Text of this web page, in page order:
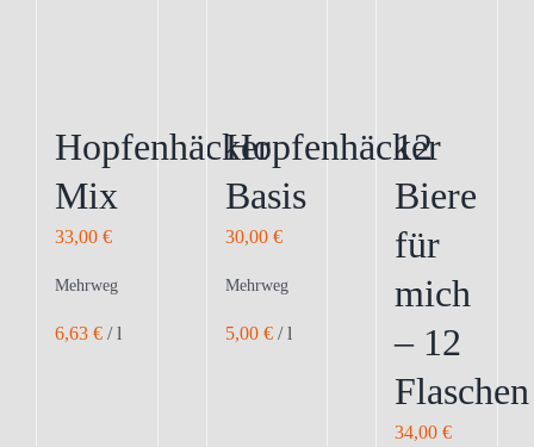
Hopfenhäcker
Mix
33,00 €
Mehrweg
6,63 € /l
Hopfenhäcker
Basis
30,00 €
Mehrweg
5,00 €/l
12
Biere
für
mich
– 12
Flaschen
34,00€